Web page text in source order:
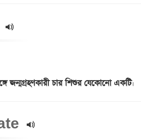
জন্মগ্রহণকারী চার শিশুর যেকোনো একটি